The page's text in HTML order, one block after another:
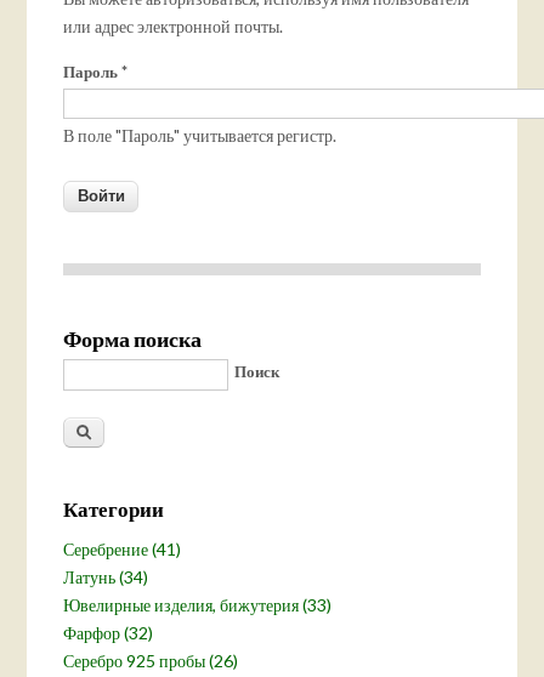
или адрес электронной почты.
Пароль*
В поле "Пароль" учитывается регистр.
Форма поиска
Поиск
Категории
Серебрение (41)
Латунь (34)
Ювелирные изделия, бижутерия (33)
Фарфор (32)
Серебро 925 пробы (26)